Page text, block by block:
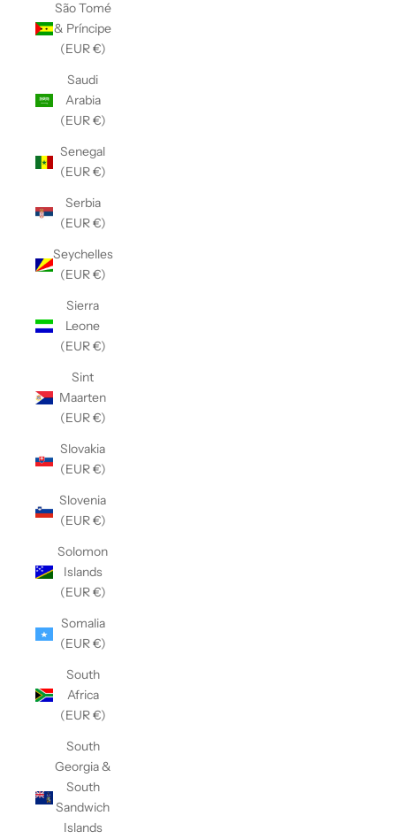
São Tomé
& Príncipe
(EUR €)
Saudi
Arabia
(EUR €)
Senegal
(EUR €)
Serbia
(EUR €)
Seychelles
(EUR €)
Sierra
Leone
(EUR €)
Sint
Maarten
(EUR €)
Slovakia
(EUR €)
Slovenia
(EUR €)
Solomon
Islands
(EUR €)
Somalia
(EUR €)
South
Africa
(EUR €)
South
Georgia &
South
Sandwich
Islands